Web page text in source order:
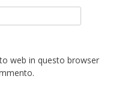
web in questo browser